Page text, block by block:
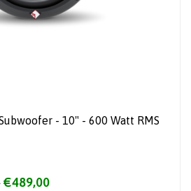
- 10" - 600 Watt RMS
€489,00